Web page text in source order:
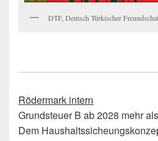
DTF, Deutsch Türkischer
Rödermark intern
Grundsteuer B ab 2028 mehr
Dem